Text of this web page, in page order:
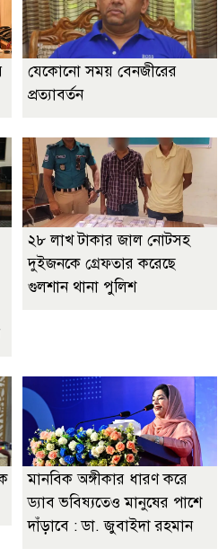
যেকোনো সময় বেনজীরের
প্রত্যাবর্তন
২৮ লাখ টাকার জাল নোটসহ
দুইজনকে গ্রেফতার করেছে
গুলশান থানা পুলিশ
মানবিক অঙ্গীকার ধারণ করে
ড্যাব ভবিষ্যতেও মানুষের পাশে
দাঁড়াবে : ডা. জুবাইদা রহমান